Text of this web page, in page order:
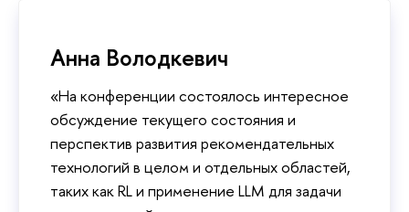
Анна Володкевич
«На конференции состоялось интересное
обсуждение текущего состояния и
перспектив развития рекомендательных
технологий в целом и отдельных областей,
таких как RL и применение LLM для задачи